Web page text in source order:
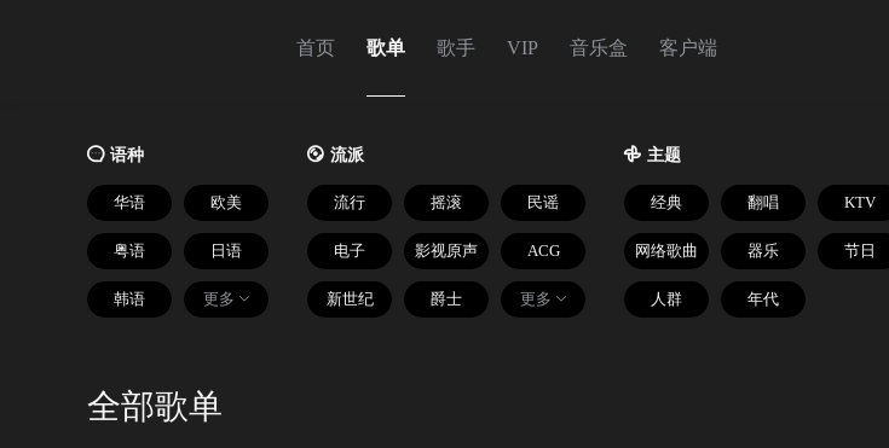
首页 歌单 歌手 VIP 音乐盒 客户端
语种
华语 欧美
粤语 日语
韩语 更多
 流派
流行 摇滚 民谣
电子 影视原声 ACG
新世纪 爵士 更多
 主题
经典 翻唱 KTV
网络歌曲 器乐 节日
人群 年代
全部歌单